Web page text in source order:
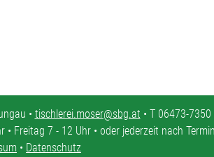
• tischlerei.moser@sbg.at • T 06473-
Freitag 7 - 12 Uhr • oder jederzeit nach
• Datenschutz